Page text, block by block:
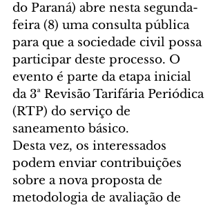
do Paraná) abre nesta segunda-
feira (8) uma consulta pública
para que a sociedade civil possa
participar deste processo. O
evento é parte da etapa inicial
da 3ª Revisão Tarifária Periódica
(RTP) do serviço de
saneamento básico.
Desta vez, os interessados
podem enviar contribuições
sobre a nova proposta de
metodologia de avaliação de